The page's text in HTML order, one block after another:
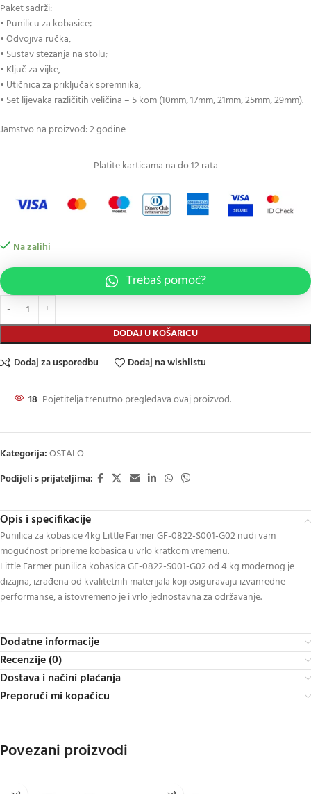
Paket sadrži:
• Punilicu za kobasice;
• Odvojiva ručka,
• Sustav stezanja na stolu;
• Ključ za vijke,
• Utičnica za priključak spremnika,
• Set lijevaka različitih veličina – 5 kom (10mm, 17mm, 21mm, 25mm, 29mm).
Jamstvo na proizvod: 2 godine
Platite karticama na do 12 rata
Na zalihi
DODAJ U KOŠARICU
Trebaš pomoć?
Dodaj za usporedbu Dodaj na wishlistu
18 Pojetitelja trenutno pregledava ovaj proizvod.
Kategorija:OSTALO
Podijeli s prijateljima:
Opis i specifikacije
Punilica za kobasice 4kg Little Farmer GF-0822-S001-G02 nudi vam
mogućnost pripreme kobasica u vrlo kratkom vremenu.
Little Farmer punilica kobasica GF-0822-S001-G02 od 4 kg modernog je
dizajna, izrađena od kvalitetnih materijala koji osiguravaju izvanredne
performanse, a istovremeno je i vrlo jednostavna za održavanje.
Dodatne informacije
Recenzije (0)
Dostava i načini plaćanja
Preporuči mi kopačicu
Povezani proizvodi